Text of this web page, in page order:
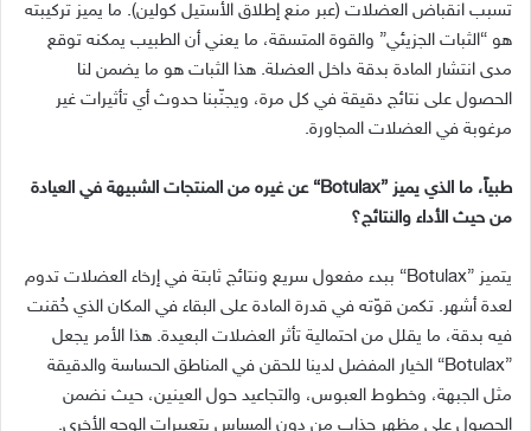
تسبب انقباض العضلات (عبر منع إطلاق الأستيل كولين). ما يميز تركيبته
هو “الثبات الجزيئي” والقوة المتسقة، ما يعني أن الطبيب يمكنه توقع
مدى انتشار المادة بدقة داخل العضلة. هذا الثبات هو ما يضمن لنا
الحصول على نتائج دقيقة في كل مرة، ويجنّبنا حدوث أي تأثيرات غير
مرغوبة في العضلات المجاورة.
طبياً، ما الذي يميز ”Botulax“
عن غيره من المنتجات الشبيهة في العيادة
من حيث الأداء والنتائج؟
يتميز ”Botulax“
ببدء مفعول سريع ونتائج ثابتة في إرخاء العضلات تدوم
لعدة أشهر. تكمن قوّته في قدرة المادة على البقاء في المكان الذي حُقنت
فيه بدقة، ما يقلل من احتمالية تأثر العضلات البعيدة. هذا الأمر يجعل
”Botulax“
الخيار المفضل لدينا للحقن في المناطق الحساسة والدقيقة
مثل الجبهة، وخطوط العبوس، والتجاعيد حول العينين، حيث نضمن
الحصول على مظهر جذاب من دون المساس بتعبيرات الوجه الأخرى.